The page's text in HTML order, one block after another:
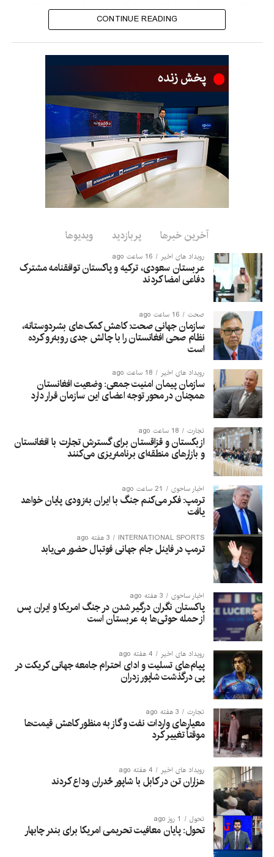
این اظهارات در حالی مطرح می‌شود که امارت اسلامی بارها ادعاها
درباره فعالیت گروه‌های تروریستی در افغانستان را رد کرده و
گفته‌است اجازه نخواهد داد از خاک این کشور علیه امنیت دیگر
CONTINUE READING
آخرین خبرها پربازدید ویدیوها
رویداد های اخیر 16 ساعت ago
عربستان سعودی، ترکیه و پاکستان توافقنامه مشترک
دفاعی امضا کردند
صحت 16 ساعت ago
سازمان جهانی صحت: کاهش کمک‌های بشردوستانه،
نظام صحی افغانستان را با چالش جدی روبه‌رو کرده
است
رویداد های اخیر 18 ساعت ago
سازمان پیمان امنیت جمعی: وضعیت افغانستان
همچنان در محور توجه اعضای این سازمان قرار دارد
تجارت 18 ساعت ago
ازبکستان و قزاقستان برای گسترش تجارت با افغانستان
و بازارهای منطقه‌ای برنامه‌ریزی می‌کنند
اخبار ساحوی 21 ساعت ago
ترمپ: فکر می‌کنم جنگ با ایران به‌زودی پایان خواهد
یافت
INTERNATIONAL SPORTS 3 هفته ago
ترمپ در فاینل جام جهانی فوتبال حضور می‌یابد
اخبار ساحوی 3 هفته ago
پاکستان نگران درگیر شدن در جنگ امریکا و ایران پس
از حمله حوثی‌ها به عربستان است
رویداد های اخیر 4 هفته ago
پیام‌های تسلیت و ادای احترام جامعه جهانی کریکت در
پی درگذشت شاپور زدران
تجارت 3 هفته ago
معیارهای واردات نفت و گاز به منظور کاهش قیمت‌ها
موقتاً تغییر کرد
رویداد های اخیر 4 هفته ago
هزاران تن در کابل با شاپور ځدران وداع کردند
تحول 1 روز ago
تحول: پایان معافیت تحریمی امریکا برای بندر چابهار